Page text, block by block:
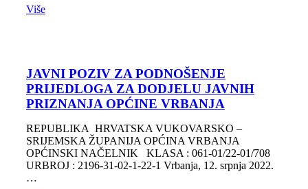
Više
JAVNI POZIV ZA PODNOŠENJE
PRIJEDLOGA ZA DODJELU JAVNIH
PRIZNANJA OPĆINE VRBANJA
REPUBLIKA HRVATSKA VUKOVARSKO –
SRIJEMSKA ŽUPANIJA OPĆINA VRBANJA
OPĆINSKI NAČELNIK KLASA : 061-01/22-01/708
URBROJ : 2196-31-02-1-22-1 Vrbanja, 12. srpnja 2022.
…